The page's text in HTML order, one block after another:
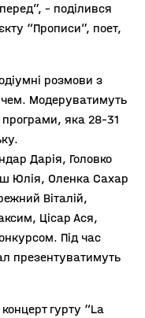
– поділився
“Прописи”, поет,
розмови з
Модеруватимуть
програми, яка 28-31
Дарія, Головко
Юлія, Оленка Сахар
Віталій,
Цісар Ася,
Під час
презентуватимуть
гурту “La